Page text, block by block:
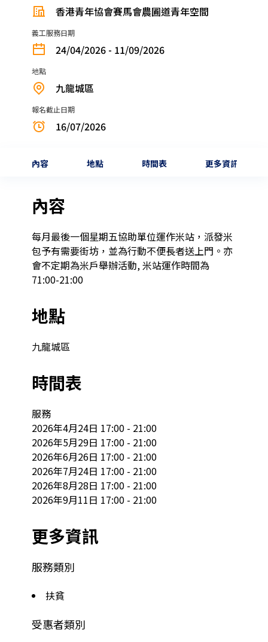
香港青年協會賽馬會農圃道青年空間
義工服務日期
24/04/2026 - 11/09/2026
地點
九龍城區
報名截止日期
16/07/2026
內容 地點 時間表 更多資訊
內容
每月最後一個星期五協助單位運作米站，派發米
包予有需要街坊，並為行動不便長者送上門。亦
會不定期為米戶舉辦活動, 米站運作時間為
71:00-21:00
地點
九龍城區
時間表
服務
2026年4月24日 17:00 - 21:00
2026年5月29日 17:00 - 21:00
2026年6月26日 17:00 - 21:00
2026年7月24日 17:00 - 21:00
2026年8月28日 17:00 - 21:00
2026年9月11日 17:00 - 21:00
更多資訊
服務類別
扶貧
受惠者類別